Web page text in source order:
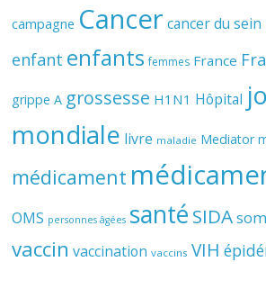
campagne Cancer cancer du sein
enfant enfants femmes France
grippe A grossesse H1N1 Hôpital
mondiale livre maladie Mediator
médicament
OMS personnes âgées santé SIDA
vaccin vaccination vaccins VIH